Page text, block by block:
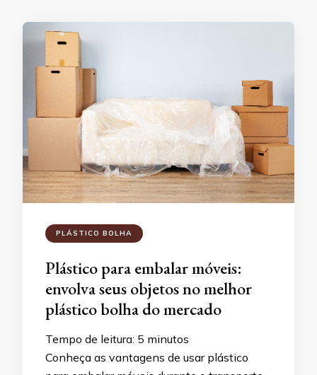
PLÁSTICO BOLHA
Plástico para embalar móveis:
envolva seus objetos no melhor
plástico bolha do mercado
Tempo de leitura: 5 minutos
Conheça as vantagens de usar plástico